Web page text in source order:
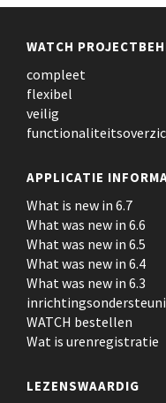
WATCH
compleet
flexibel
veilig
APPLICATIE
What is new in 6.7
What was new in 6.6
What was new in 6.5
What was new in 6.4
What was new in 6.3
WATCH bestellen
Wat is urenregistratie
LEZENSWAARDIG